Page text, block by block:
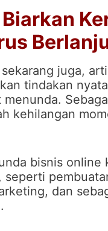
juga,
tindakan
kehilangan
bisnis online
seperti
dan